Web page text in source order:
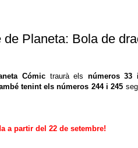
Planeta: Bola de
Cómictraurà els números
tenint els números 244 i 245
a partir del 22 de setembre!